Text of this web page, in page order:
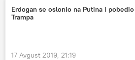
Erdogan se oslonio na Putina i pobedio
Trampa
17 Avgust 2019, 21:19